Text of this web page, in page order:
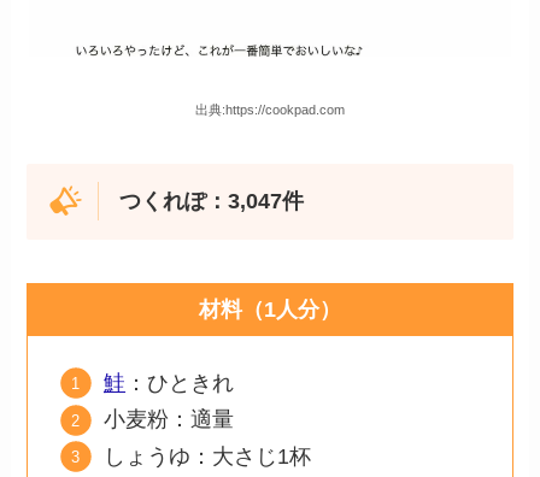
出典:https://cookpad.com
つくれぽ：3,047件
材料（1人分）
鮭 ：ひときれ
小麦粉：適量
しょうゆ：大さじ1杯